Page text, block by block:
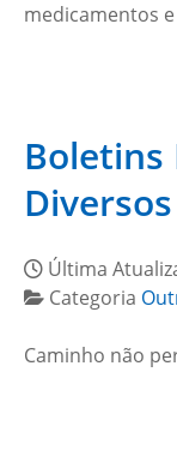
medicamentos
Boletins
Diversos
Última
Categoria
Caminho não